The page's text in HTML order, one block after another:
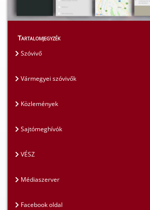
Tartalomjegyzék
Szóvivő
Vármegyei szóvivők
Közlemények
Sajtómeghívók
VÉSZ
Médiaszerver
Facebook oldal